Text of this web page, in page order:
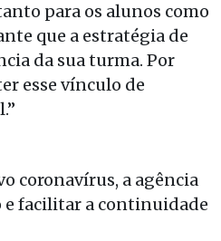
para os alunos como
que a estratégia de
da sua turma. Por
esse vínculo de
coronavírus, a agência
e facilitar a continuidade